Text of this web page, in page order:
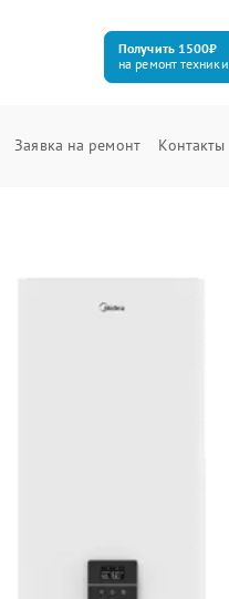
Получить 1500₽
на ремонт техники
Заявка на ремонт Контакты